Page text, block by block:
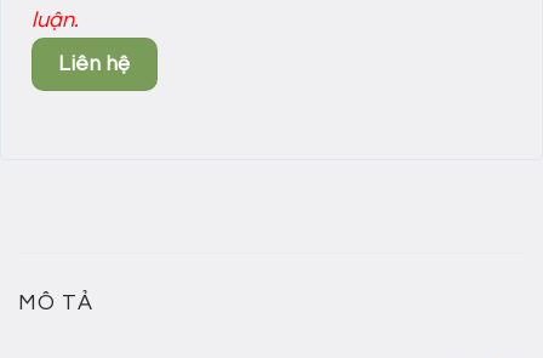
luận.
Liên hệ
MÔ TẢ